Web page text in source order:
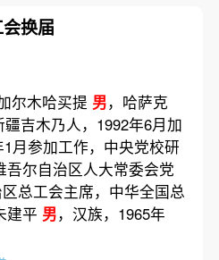
换届
尔木哈买提 男，哈萨克
吉木乃人，1992年6月加
月参加工作，中央党校研
尔自治区人大常委会党
总工会主席，中华全国总
建平 男，汉族，1965年